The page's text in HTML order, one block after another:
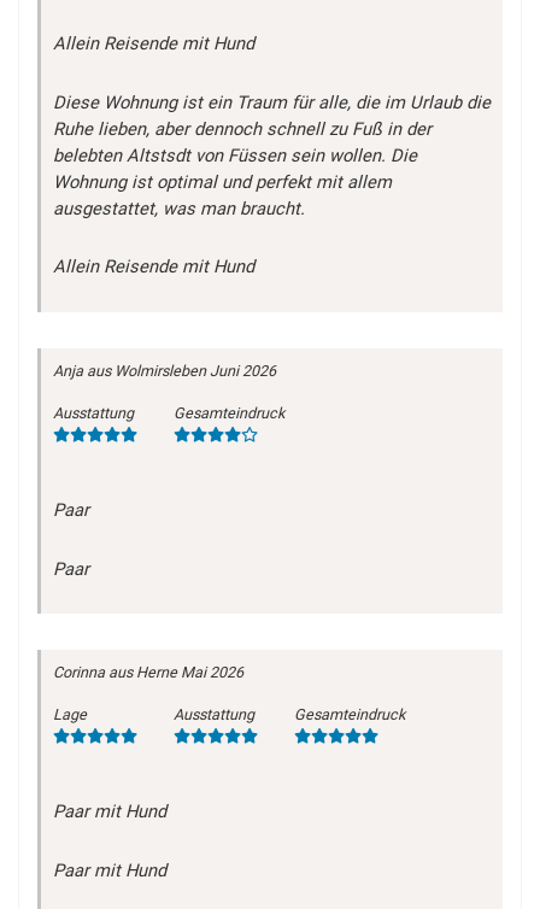
Allein Reisende mit Hund
Diese Wohnung ist ein Traum für alle, die im Urlaub die
Ruhe lieben, aber dennoch schnell zu Fuß in der
belebten Altstsdt von Füssen sein wollen. Die
Wohnung ist optimal und perfekt mit allem
ausgestattet, was man braucht.
Allein Reisende mit Hund
Anja aus Wolmirsleben Juni 2026
Ausstattung Gesamteindruck
Paar
Paar
Corinna aus Herne Mai 2026
Lage Ausstattung Gesamteindruck
Paar mit Hund
Paar mit Hund